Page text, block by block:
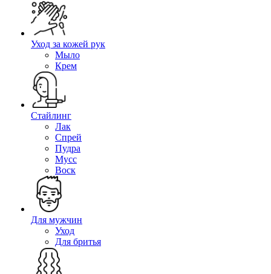
Уход за кожей рук
Мыло
Крем
Стайлинг
Лак
Спрей
Пудра
Мусс
Воск
Для мужчин
Уход
Для бритья